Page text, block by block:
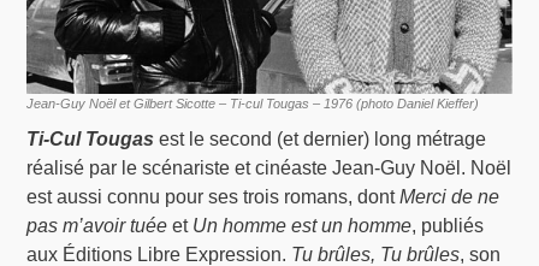
Jean-Guy Noël et Gilbert Sicotte – Ti-cul Tougas – 1976 (photo Daniel Kieffer)
Ti-Cul Tougas est le second (et dernier) long métrage
réalisé par le scénariste et cinéaste Jean-Guy Noël. Noël
est aussi connu pour ses trois romans, dontMerci de ne
pas m’avoir tuée et Un homme est un homme, publiés
aux Éditions Libre Expression. Tu brûles, Tu brûles, son